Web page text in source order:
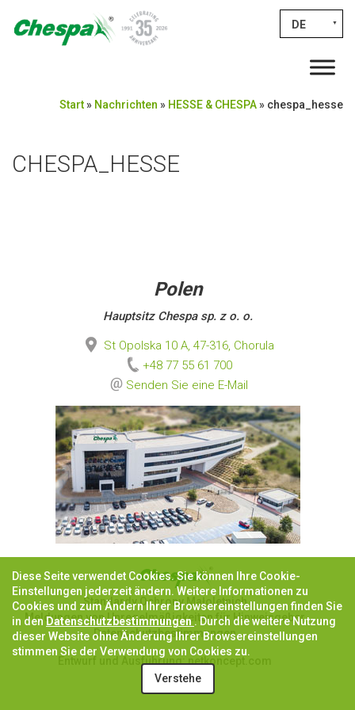
DE ▼
Start» Nachrichten » HESSE & CHESPA» chespa_hesse
CHESPA_HESSE
Polen
Hauptsitz Chespa sp. z o. o.
St Opolska 10 A, 47-316, Chorula
+48 77 55 61 700
Senden Sie eine E-Mail
Standardy Ochrony Małoletnich
Meldungen von Unregelmäßigkeiten für Hinweisgeber
Datenschutzbestimmungen
Entwurf und Ausführung:netkoncept.com
Diese Seite verwendet Cookies. Sie können Ihre Cookie-
Einstellungen jederzeit ändern. Weitere Informationen zu
Cookies und zum Ändern Ihrer Browsereinstellungen finden Sie
in den Datenschutzbestimmungen . Durch die weitere Nutzung
dieser Website ohne Änderung Ihrer Browsereinstellungen
stimmen Sie der Verwendung von Cookies zu.
Verstehe